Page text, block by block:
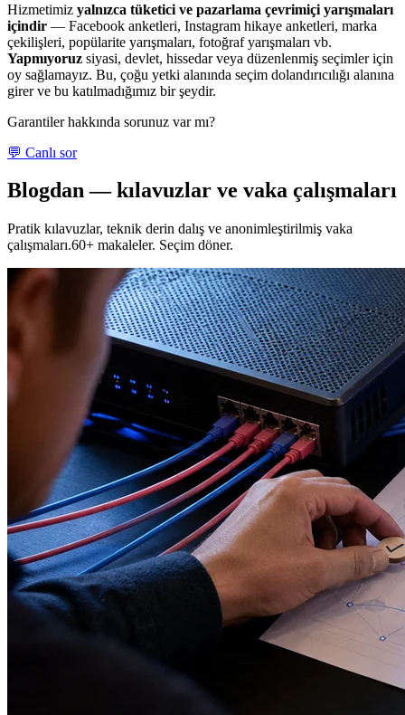
Hizmetimiz yalnızca tüketici ve pazarlama çevrimiçi yarışmaları
içindir — Facebook anketleri, Instagram hikaye anketleri, marka
çekilişleri, popülarite yarışmaları, fotoğraf yarışmaları vb.
Yapmıyoruz siyasi, devlet, hissedar veya düzenlenmiş seçimler için
oy sağlamayız. Bu, çoğu yetki alanında seçim dolandırıcılığı alanına
girer ve bu katılmadığımız bir şeydir.
Garantiler hakkında sorunuz var mı?
💬 Canlı sor
Blogdan — kılavuzlar ve vaka çalışmaları
Pratik kılavuzlar, teknik derin dalış ve anonimleştirilmiş vaka
çalışmaları.60+ makaleler. Seçim döner.